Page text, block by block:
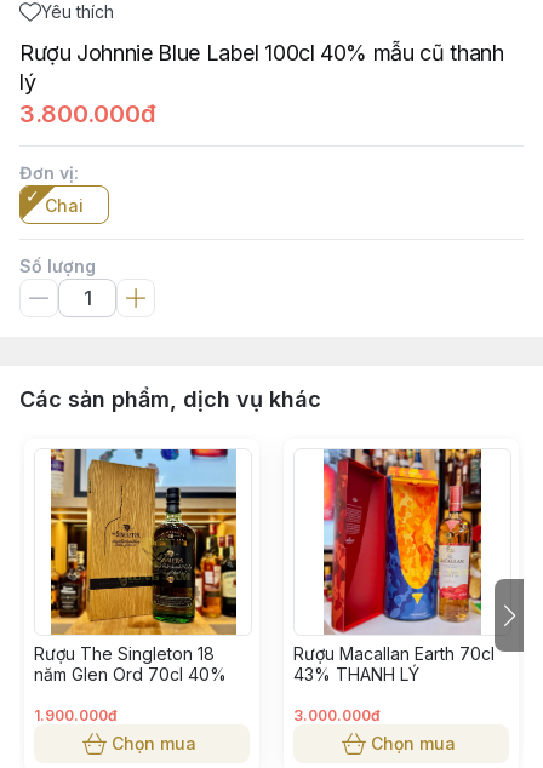
Yêu thích
Rượu Johnnie Blue Label 100cl 40% mẫu cũ thanh
lý
3.800.000đ
Đơn vị:
Chai
Số lượng
Các sản phẩm, dịch vụ khác
Rượu The Singleton 18
năm Glen Ord 70cl 40%
1.900.000đ
Chọn mua
Rượu Macallan Earth 70cl
43% THANH LÝ
3.000.000đ
Chọn mua